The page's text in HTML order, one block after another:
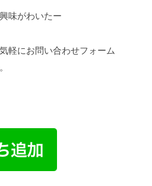
味がわいたー
軽にお問い合わせフォーム